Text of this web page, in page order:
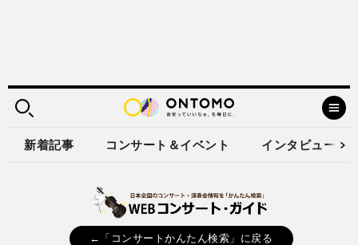
新着記事 コンサート＆イベント インタビュー
←「コンサートかんたん検索」に戻る